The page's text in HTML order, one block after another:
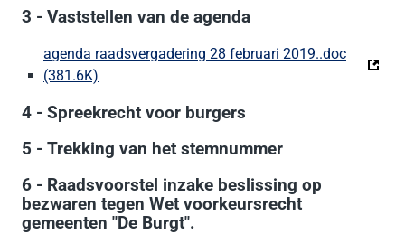
3 - Vaststellen van de agenda
agenda raadsvergadering 28 februari 2019..doc
(381.6K)
4 - Spreekrecht voor burgers
5 - Trekking van het stemnummer
6 - Raadsvoorstel inzake beslissing op
bezwaren tegen Wet voorkeursrecht
gemeenten "De Burgt".